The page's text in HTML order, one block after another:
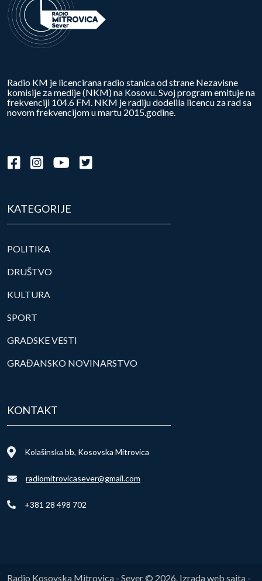
Radio KM je licencirana radio stanica od strane Nezavisne
komisije za medije (NKM) na Kosovu. Svoj program emituje na
frekvenciji 104.6 FM. NKM je radiju dodelila licencu za rad sa
novom frekvencijom u martu 2015.godine.
KATEGORIJE
POLITIKA
DRUŠTVO
KULTURA
SPORT
GRADSKE VESTI
GRAĐANSKO NOVINARSTVO
KONTAKT
Kolašinska bb, Kosovska Mitrovica
radiomitrovicasever@gmail.com
+381 28 498 702
Radio Kosovska Mitrovica - Sever © 2026. Izrada web sajta -